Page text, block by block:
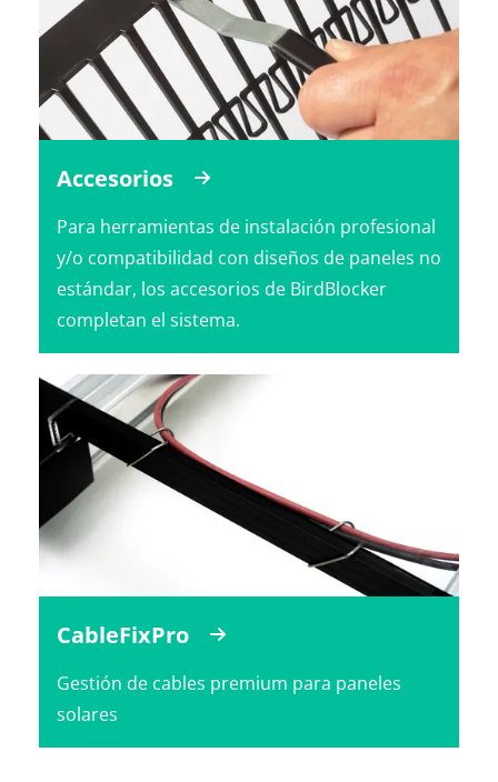
Accesorios
Para herramientas de instalación profesional
y/o compatibilidad con diseños de paneles no
estándar, los accesorios de BirdBlocker
completan el sistema.
CableFixPro
Gestión de cables premium para paneles
solares